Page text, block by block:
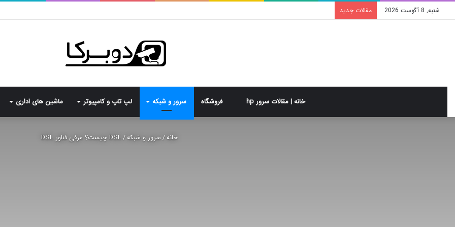
شنبه, 8 آگوست 2026 مقالات جدید
خانه | مقالات سرور hp فروشگاه سرور و شبکه لپ تاپ و کامپیوتر ماشین های اداری
خانه/سرور و شبکه/DSL چیست؟ مرفی فناور DSL